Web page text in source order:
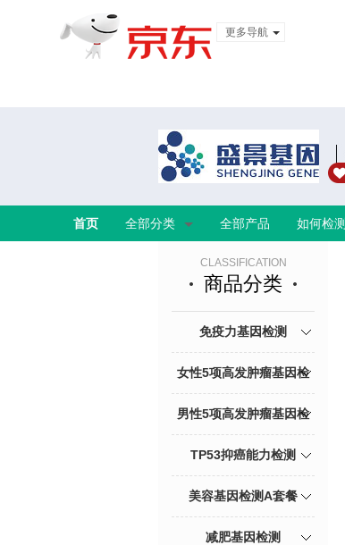
更多导航
首页 全部分类 全部产品 如何检测
CLASSIFICATION
商品分类
免疫力基因检测
女性5项高发肿瘤基因检
测
男性5项高发肿瘤基因检
测
TP53抑癌能力检测
美容基因检测A套餐
减肥基因检测